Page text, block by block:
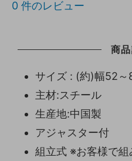
0 件のレビュー
商
サイズ : (約)幅52
主材:スチール
生産地:中国製
アジャスター付
組立式 ※お客様で